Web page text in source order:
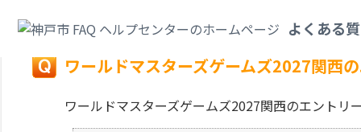
よくある
戻る
ワールドマスターズゲームズ2027関西
ワールドマスターズゲームズ2027関西のエントリ